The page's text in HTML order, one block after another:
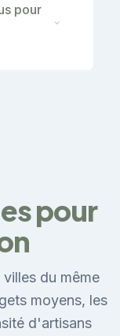
pour
⌄
pour
du même
moyens, les
d'artisans